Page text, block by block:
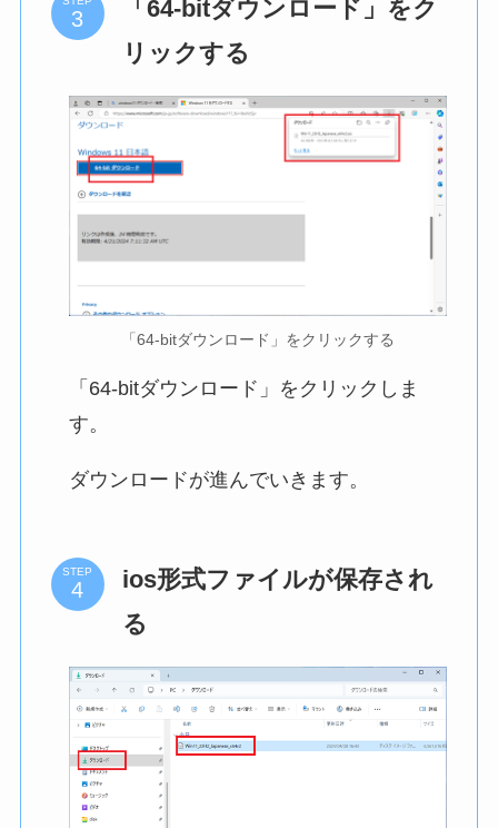
「64-bitダウンロード」をク
リックする
「64-bitダウンロード」をクリックする
「64-bitダウンロード」をクリックしま
す。
ダウンロードが進んでいきます。
STEP
ios形式ファイルが保存され
る